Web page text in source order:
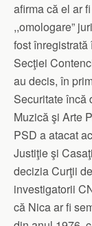
afirma că el ar
,,omologare”
fost
Secţiei
au decis, în
Securitate încă
Muzică şi Arte
PSD a atacat
Justiţie şi
decizia Curţii
investigatorii
că Nica ar fi